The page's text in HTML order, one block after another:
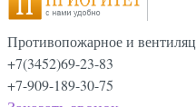
Противопожарное и
+7(3452)69-23-83
+7-909-189-30-75